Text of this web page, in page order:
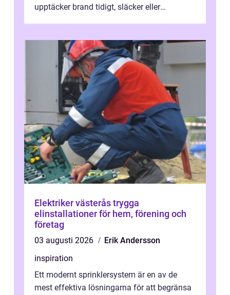
upptäcker brand tidigt, släcker eller
Elektriker västerås trygga
elinstallationer för hem, förening och
företag
03 augusti 2026
Erik Andersson
inspiration
Ett modernt sprinklersystem är en av de
mest effektiva lösningarna för att begränsa